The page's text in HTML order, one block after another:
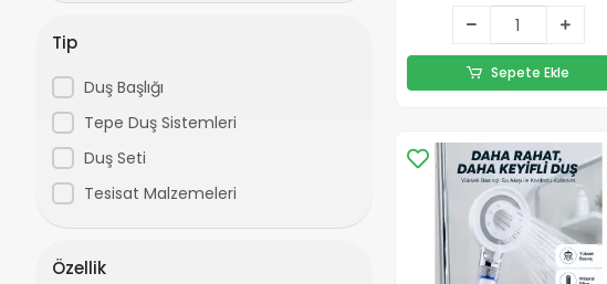
Tip
Duş Başlığı
Tepe Duş Sistemleri
Duş Seti
Tesisat Malzemeleri
Özellik
Sepete Ekle